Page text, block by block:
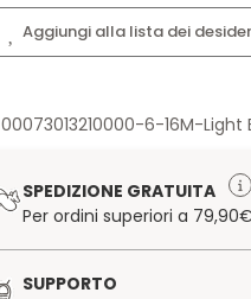
Aggiungi alla lista dei
00073013210000-6-16M-Light
SPEDIZIONE GRATUITA
Per ordini superiori a 79,90€
SUPPORTO